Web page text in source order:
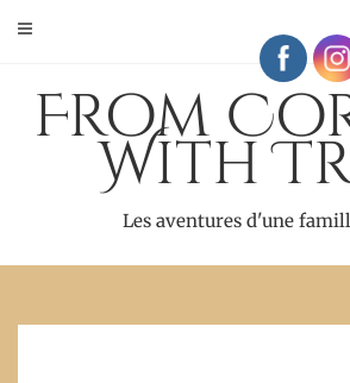
From
With
Les aventures d'une